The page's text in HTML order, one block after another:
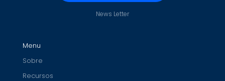
News Letter
Menu
Sobre
Recursos